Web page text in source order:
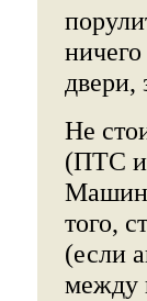
двери,
Не
(ПТС и
того,
(если
между